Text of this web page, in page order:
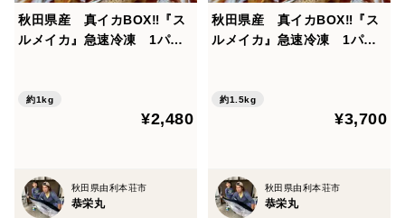
秋田県産 真イカBOX‼️『ス
ルメイカ』急速冷凍 1パッ
約1kg
¥2,480
秋田県由利本荘市
恭栄丸
秋田県産 真イカBOX‼️『ス
ルメイカ』急速冷凍 1パッ
約1.5kg
¥3,700
秋田県由利本荘市
恭栄丸